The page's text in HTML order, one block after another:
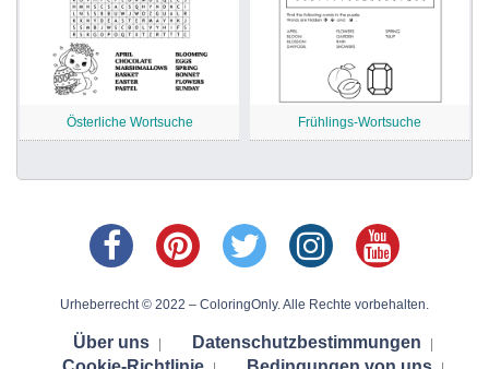
Österliche Wortsuche Frühlings-Wortsuche
Urheberrecht © 2022 – ColoringOnly. Alle Rechte vorbehalten.
Über uns Datenschutzbestimmungen